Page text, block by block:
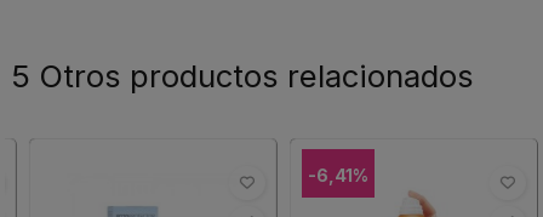
5 Otros productos relacionados
-6,41%